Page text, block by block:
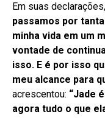
Em suas
passamos por
minha vida em um
vontade de
isso. E é por isso
meu alcance para
acrescentou: “Jade
agora tudo o que